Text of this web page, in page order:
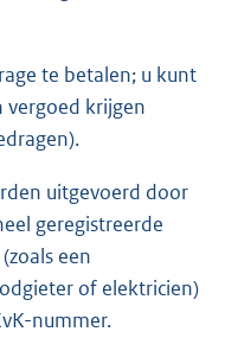
te betalen; u kunt
krijgen
uitgevoerd door
geregistreerde
een
of elektricien)
nummer.